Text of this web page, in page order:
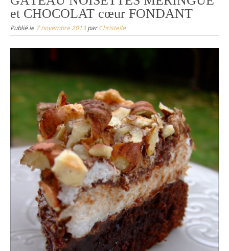
et CHOCOLAT cœur FONDANT
Publié le 7 novembre 2013parChristelle